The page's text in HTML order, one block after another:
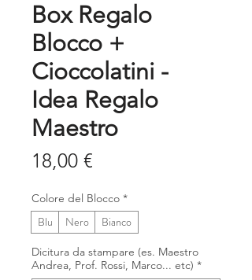
Box Regalo
Blocco +
Cioccolatini -
Idea Regalo
Maestro
18,00 €
Colore del Blocco *
Blu Nero Bianco
Dicitura da stampare (es. Maestro
Andrea, Prof. Rossi, Marco... etc) *